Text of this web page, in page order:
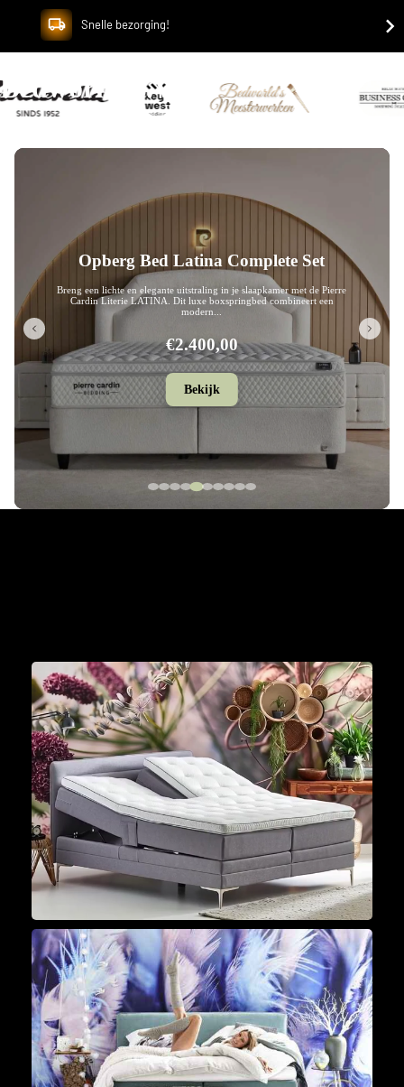
Snelle bezorging!
Bedworld B.V.
Opberg Bed Leon Complete Set
Breng een eigentijdse en luxe uitstraling in je slaapkamer met de Pierre
Cardin Literie LEON. Dit stijlvolle boxspringbed onderscheidt zic...
€2.280,00
Bekijk